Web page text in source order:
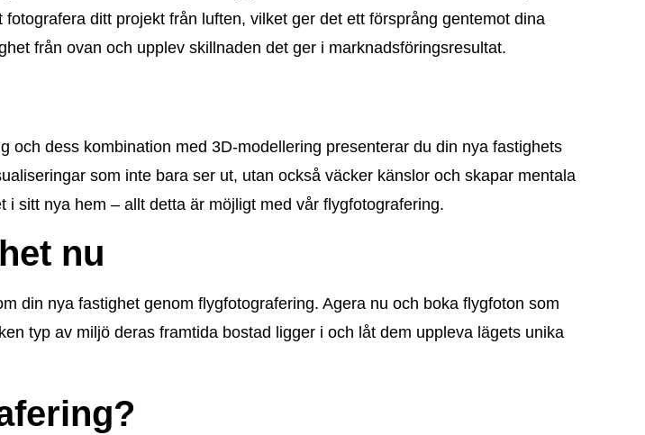
ditt projekt från luften, vilket ger det ett försprång gentemot dina
från ovan och upplev skillnaden det ger i marknadsföringsresultat.
dess kombination med 3D-modellering presenterar du din nya fastighets
som inte bara ser ut, utan också väcker känslor och skapar mentala
sitt nya hem – allt detta är möjligt med vår flygfotografering.
nu
din nya fastighet genom flygfotografering. Agera nu och boka flygfoton som
typ av miljö deras framtida bostad ligger i och låt dem uppleva lägets unika